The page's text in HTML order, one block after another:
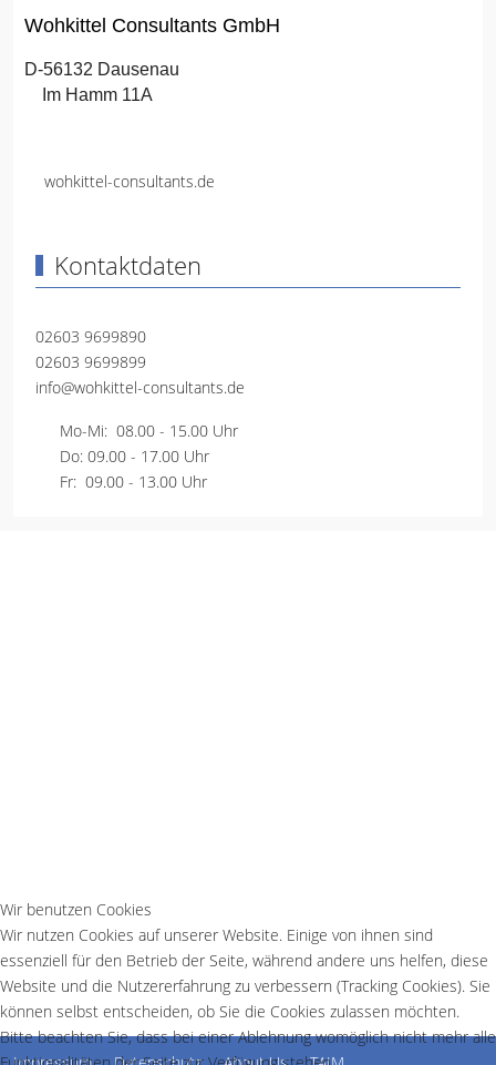
Wohkittel Consultants GmbH
D-56132 Dausenau
Im Hamm 11A
wohkittel-consultants.de
Kontaktdaten
02603 9699890
02603 9699899
info@wohkittel-consultants.de
Mo-Mi: 08.00 - 15.00 Uhr
Do: 09.00 - 17.00 Uhr
Fr: 09.00 - 13.00 Uhr
Wir benutzen Cookies
Wir nutzen Cookies auf unserer Website. Einige von ihnen sind
essenziell für den Betrieb der Seite, während andere uns helfen, diese
Website und die Nutzererfahrung zu verbessern (Tracking Cookies). Sie
können selbst entscheiden, ob Sie die Cookies zulassen möchten.
Bitte beachten Sie, dass bei einer Ablehnung womöglich nicht mehr alle